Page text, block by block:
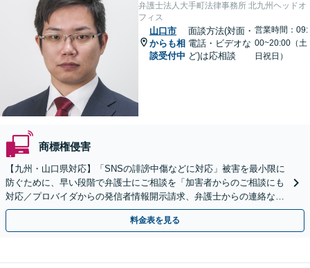
弁護士法人大手町法律事務所 北九州ヘッドオ
フィス
山口市
からも相
談受付中
面談方法(対面・
電話・ビデオな
ど)は応相談
営業時間：09:
00~20:00（土
日祝日）
商標権侵害
【九州・山口県対応】「SNSの誹謗中傷などに対応」被害を最小限に
防ぐために、早い段階で弁護士にご相談を「加害者からのご相談にも
対応／プロバイダからの発信者情報開示請求、弁護士からの連絡な
ど」法人の風評被害対策にも対応【休日・夜間相談可】
料金表を見る